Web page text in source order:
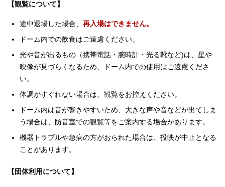
【観覧について】
途中退場した場合、 再入場はできません。
ドーム内での飲食はご遠慮ください。
光や音が出るもの（携帯電話・腕時計・光る靴など)は、星や
映像が見づらくなるため、ドーム内での使用はご遠慮くださ
い。
体調がすぐれない場合は、観覧をお控えください。
ドーム内は音が響きやすいため、大きな声や音などが出てしま
う場合は、防音室での観覧等をご案内する場合があります。
機器トラブルや急病の方がおられた場合は、投映が中止となる
ことがあります。
【団体利用について】